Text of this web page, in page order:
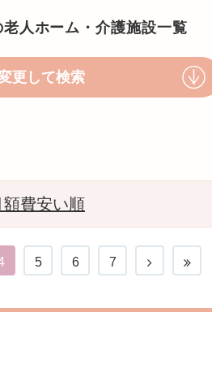
報
老人ホーム・介護施設一覧
更して検索
額費安い順
5 6 7